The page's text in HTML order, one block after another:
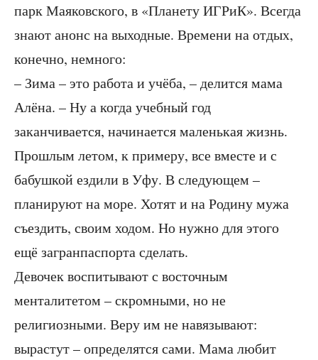
парк Маяковского, в «Планету ИГРиК». Всегда
знают анонс на выходные. Времени на отдых,
конечно, немного:
– Зима – это работа и учёба, – делится мама
Алёна. – Ну а когда учебный год
заканчивается, начинается маленькая жизнь.
Прошлым летом, к примеру, все вместе и с
бабушкой ездили в Уфу. В следующем –
планируют на море. Хотят и на Родину мужа
съездить, своим ходом. Но нужно для этого
ещё загранпаспорта сделать.
Девочек воспитывают с восточным
менталитетом – скромными, но не
религиозными. Веру им не навязывают:
вырастут – определятся сами. Мама любит